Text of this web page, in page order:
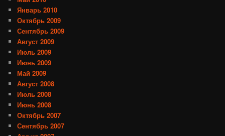
Январь 2010
Октябрь 2009
Сентябрь 2009
Август 2009
Июль 2009
Июнь 2009
Май 2009
Август 2008
Июль 2008
Июнь 2008
Октябрь 2007
Сентябрь 2007